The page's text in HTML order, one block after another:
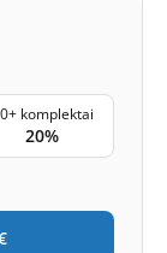
komplektai
20%